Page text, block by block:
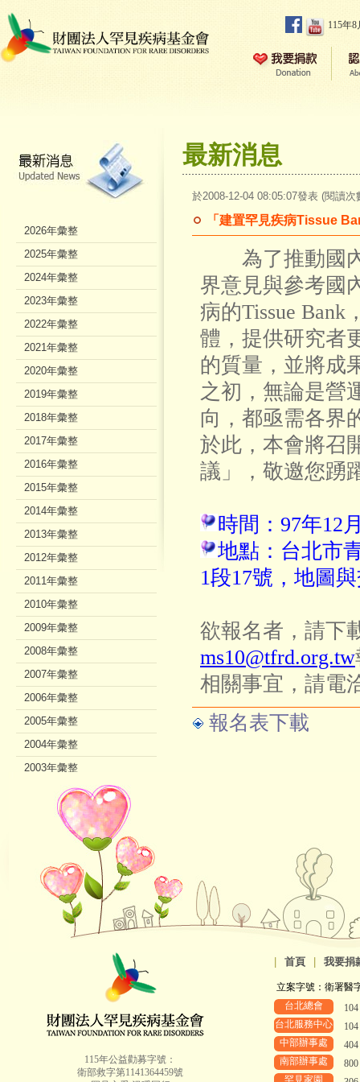
115年
最新消息
於2008-12-04 08:05:07發表 (閱讀次
「建置罕見疾病Tissue
為了推動國內
界意見與參考國
病的Tissue
體，提供研究者
的質量，並將成
之初，無論是營
向，都亟需各界
於此，本會將召
議」，敬邀您踴
時間：97年12
地點：台北市
1段17號，地圖
欲報名者，請下
ms10@tfrd.org.tw
相關事宜，請電
報名表下載
2026年彙整
2025年彙整
2024年彙整
2023年彙整
2022年彙整
2021年彙整
2020年彙整
2019年彙整
2018年彙整
2017年彙整
2016年彙整
2015年彙整
2014年彙整
2013年彙整
2012年彙整
2011年彙整
2010年彙整
2009年彙整
2008年彙整
2007年彙整
2006年彙整
2005年彙整
2004年彙整
2003年彙整
2002年彙整
115年公益勸募字號：
衛部救字第1141364459號
首頁 我要捐
立案字號：衛署醫
台北總會
台北服務中心
中部辦事處
南部辦事處
罕見家園